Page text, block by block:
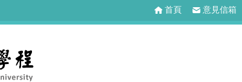
首頁 意見信箱